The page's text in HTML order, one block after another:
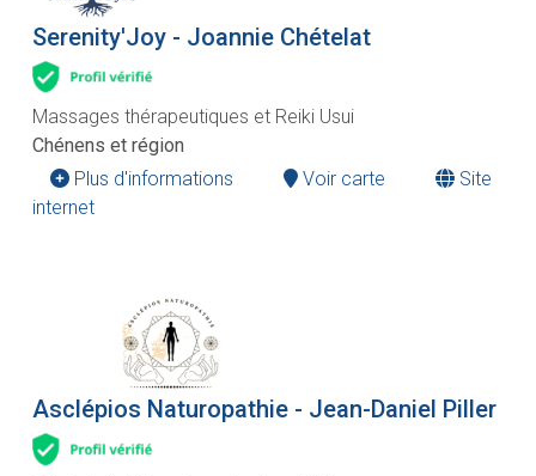
Serenity'Joy - Joannie Chételat
Massages thérapeutiques et Reiki Usui
Chénens et région
Plus d'informations
Voir carte
Site
internet
Asclépios Naturopathie - Jean-Daniel Piller